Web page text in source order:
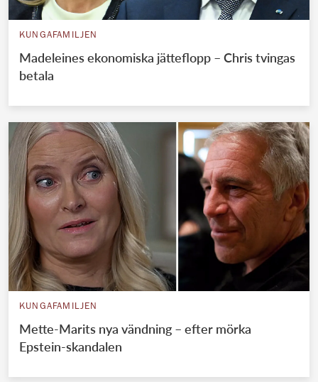
KUNGAFAMILJEN
Madeleines ekonomiska jätteflopp – Chris tvingas
betala
KUNGAFAMILJEN
Mette-Marits nya vändning – efter mörka
Epstein-skandalen